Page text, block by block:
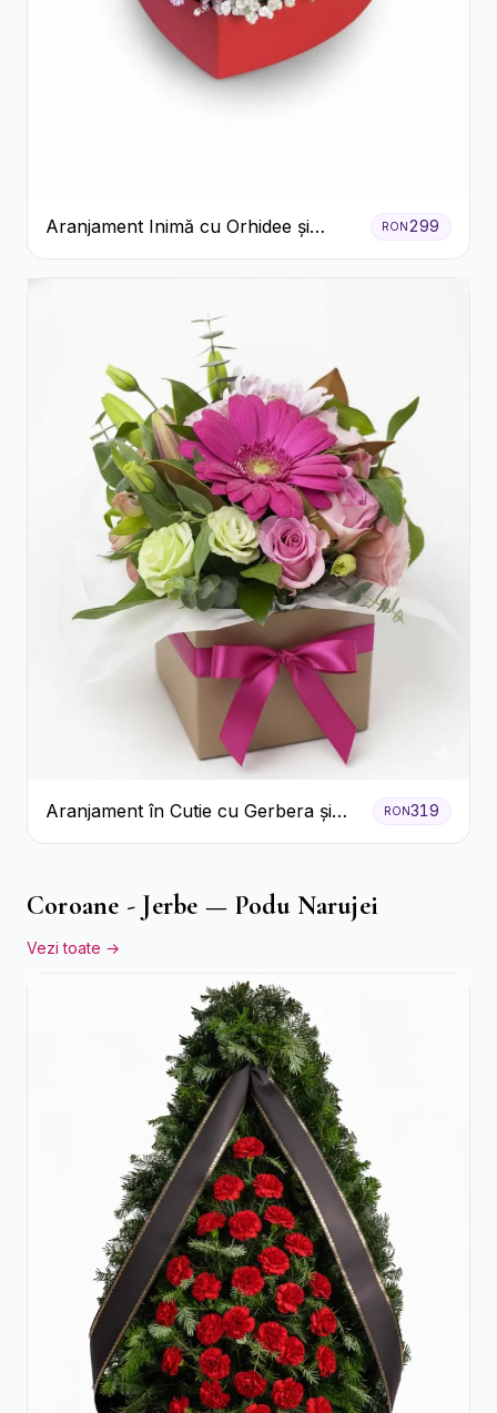
Aranjament Inimă cu Orhidee și
Floarea Miresei
RON299
Aranjament în Cutie cu Gerbera și
Trandafiri Roz
RON319
Coroane - Jerbe — Podu Narujei
Vezi toate →